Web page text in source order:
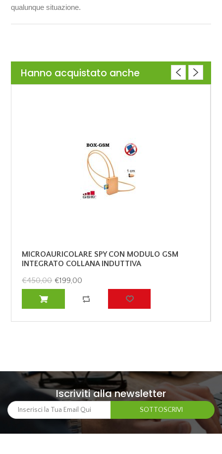
qualunque situazione.
Hanno acquistato anche
MICROAURICOLARE SPY CON MODULO GSM
INTEGRATO COLLANA INDUTTIVA
€450,00 €199,00
Iscriviti alla newsletter